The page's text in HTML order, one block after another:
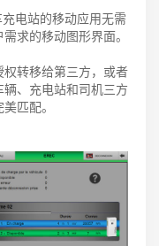
电站的移动应用无需
求的移动图形界面。
转移给第三方，或者
、充电站和司机三方
匹配。